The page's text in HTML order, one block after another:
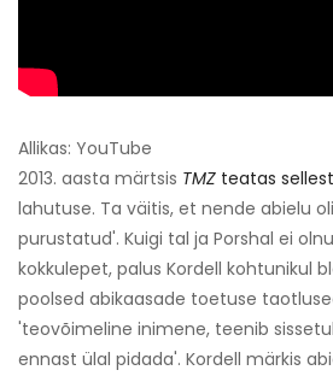
Allikas: YouTube
2013. aasta märtsis TMZ teatas sellest
lahutuse. Ta väitis, et nende abielu
purustatud'. Kuigi tal ja Porshal ei
kokkulepet, palus Kordell kohtunikul
poolsed abikaasade toetuse
'teovõimeline inimene, teenib
ennast ülal pidada'. Kordell märkis